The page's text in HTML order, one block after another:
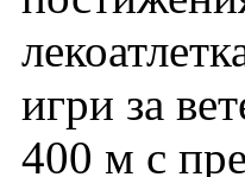
игри за
400 м с